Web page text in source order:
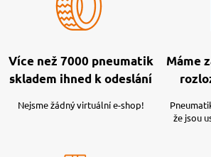
Více než 7000 pneumatik
skladem ihned k odeslání
Nejsme žádný virtuální e-shop!
Máme
že jsou